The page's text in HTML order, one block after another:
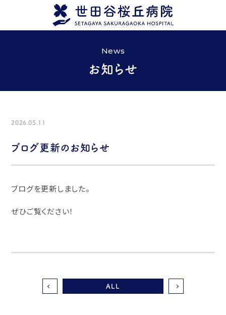
News
お知らせ
2026.05.11
ブログ更新のお知らせ
ブログを更新しました。
ぜひご覧ください！
ALL